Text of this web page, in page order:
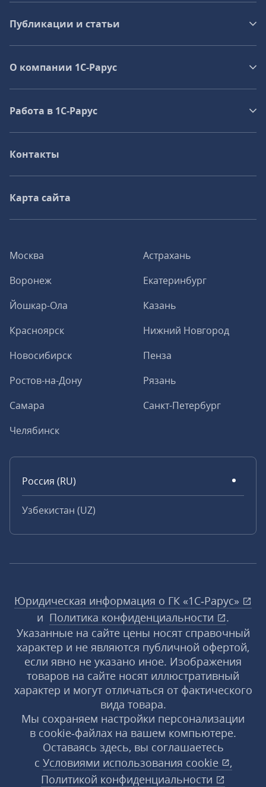
Москва
Астрахань
Воронеж
Екатеринбург
Йошкар-Ола
Казань
Красноярск
Нижний Новгород
Новосибирск
Пенза
Ростов-на-Дону
Рязань
Самара
Санкт-Петербург
Челябинск
Россия (RU)
Узбекистан (UZ)
Публикации и статьи
О компании 1C-Рарус
Работа в 1С‑Рарус
Контакты
Карта сайта
Юридическая информация о ГК «1С‑Рарус»
и Политика конфиденциальности
.
Указанные на сайте цены носят справочный
характер и не являются публичной офертой,
если явно не указано иное. Изображения
товаров на сайте носят иллюстративный
характер и могут отличаться от фактического
вида товара.
Мы сохраняем настройки персонализации
в cookie‑файлах на вашем компьютере.
Оставаясь здесь, вы соглашаетесь
с Условиями использования cookie
,
Политикой конфиденциальности